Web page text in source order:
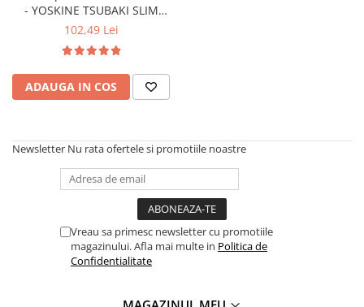
- YOSKINE TSUBAKI SLIM
BODY
102,49 Lei
ADAUGA IN COS
Newsletter Nu rata ofertele si promotiile noastre
Vreau sa primesc newsletter cu promotiile
magazinului. Afla mai multe in Politica de
Confidentialitate